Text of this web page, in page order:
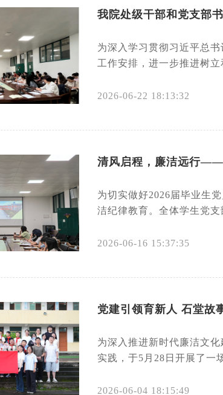
我院处级干部和党支部
为深入学习贯彻习近平总
工作安排，进一步推进树
2026-06-22 18:13:32
清风启程，廉洁远行——
为切实做好2026届毕业生
洁纪律教育。全体学生党
2026-06-16 15:37:35
党建引领育新人 石堂
为深入推进新时代廉洁文
实践，于5月28日开展了一
2026-06-04 18:15:49